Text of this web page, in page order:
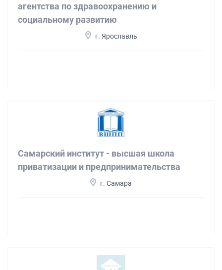
агентства по здравоохранению и
социальному развитию
г. Ярославль
Самарский институт - высшая школа
приватизации и предпринимательства
г. Самара